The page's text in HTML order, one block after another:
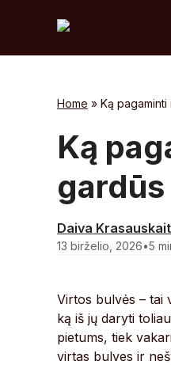
Home » Ką
Ką
Daiva
13 birželio, 2026•5
Virtos bulvės – tai
ką iš jų daryti
pietums, tiek
virtas bulves ir